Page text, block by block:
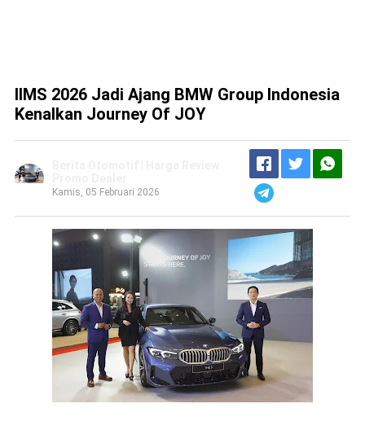
IIMS 2026 Jadi Ajang BMW Group Indonesia
Kenalkan Journey Of JOY
Kamis, 05 Februari 2026